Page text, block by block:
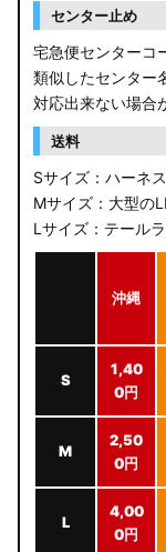
センター止め
宅急便センターコ
類似したセンター
対応出来ない場合
送料
Sサイズ：ハーネ
Mサイズ：大型の
Lサイズ：テール
沖縄
S
1,40
0円
M
2,50
0円
L
4,00
0円